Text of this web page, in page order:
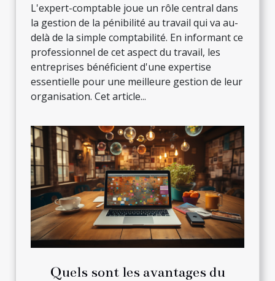
L'expert-comptable joue un rôle central dans
la gestion de la pénibilité au travail qui va au-
delà de la simple comptabilité. En informant ce
professionnel de cet aspect du travail, les
entreprises bénéficient d'une expertise
essentielle pour une meilleure gestion de leur
organisation. Cet article...
Quels sont les avantages du